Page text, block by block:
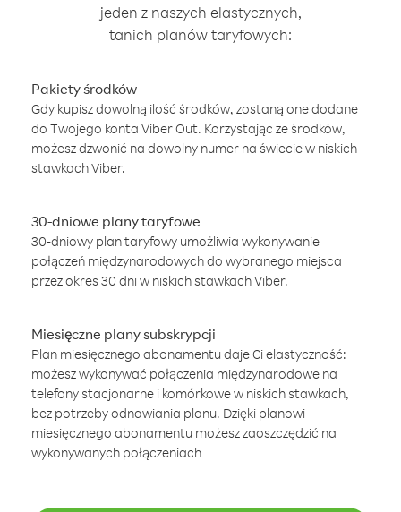
jeden z naszych elastycznych,
tanich planów taryfowych:
Pakiety środków
Gdy kupisz dowolną ilość środków, zostaną one dodane
do Twojego konta Viber Out. Korzystając ze środków,
możesz dzwonić na dowolny numer na świecie w niskich
stawkach Viber.
30-dniowe plany taryfowe
30-dniowy plan taryfowy umożliwia wykonywanie
połączeń międzynarodowych do wybranego miejsca
przez okres 30 dni w niskich stawkach Viber.
Miesięczne plany subskrypcji
Plan miesięcznego abonamentu daje Ci elastyczność:
możesz wykonywać połączenia międzynarodowe na
telefony stacjonarne i komórkowe w niskich stawkach,
bez potrzeby odnawiania planu. Dzięki planowi
miesięcznego abonamentu możesz zaoszczędzić na
wykonywanych połączeniach